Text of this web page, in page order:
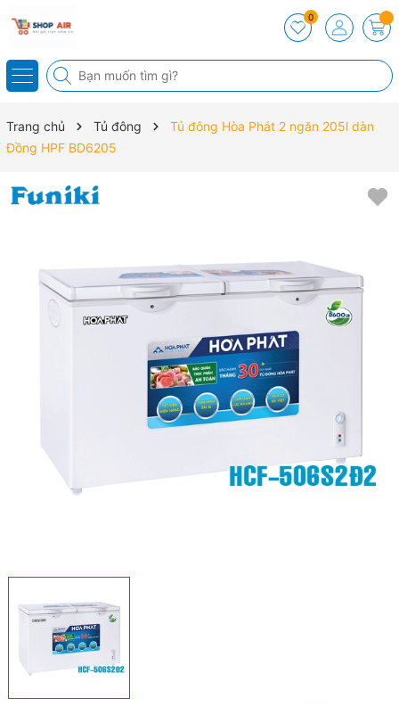
0
Trang chủ Tủ đông
Tủ đông Hòa Phát 2 ngăn 205l dàn
Đồng HPF BD6205